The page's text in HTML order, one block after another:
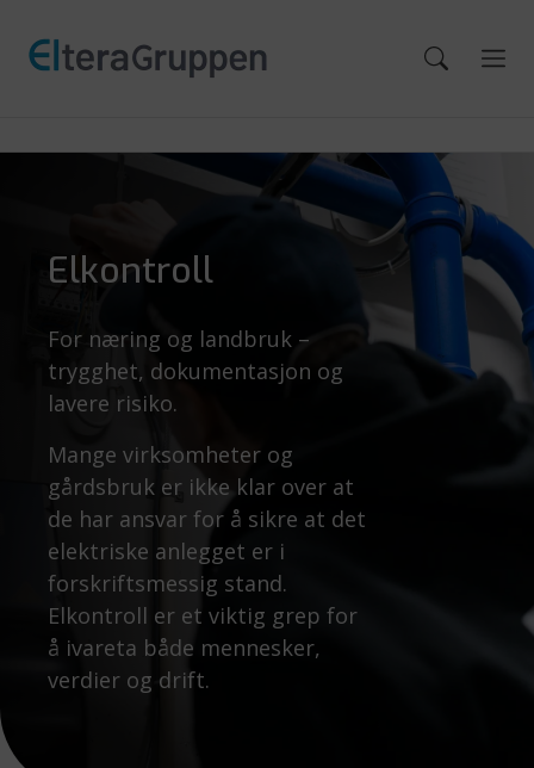
Elkontroll
For næring og landbruk –
trygghet, dokumentasjon og
lavere risiko.
Mange virksomheter og
gårdsbruk er ikke klar over at
de har ansvar for å sikre at det
elektriske anlegget er i
forskriftsmessig stand.
Elkontroll er et viktig grep for
å ivareta både mennesker,
verdier og drift.